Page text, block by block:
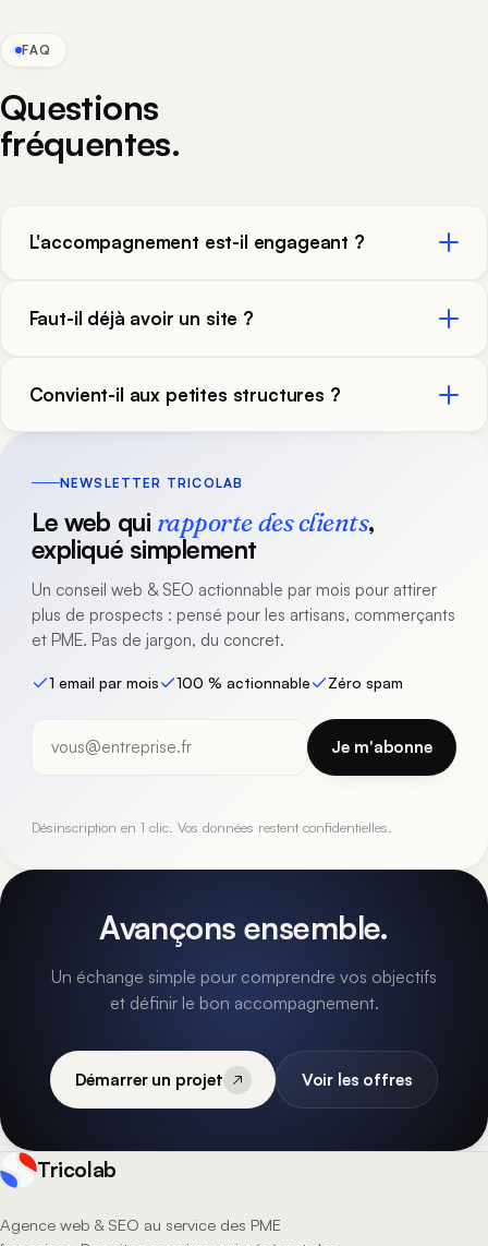
FAQ
Questions
fréquentes.
L'accompagnement est-il engageant ?
Faut-il déjà avoir un site ?
Convient-il aux petites structures ?
NEWSLETTER TRICOLAB
Le web qui rapporte des clients,
expliqué simplement
Un conseil web & SEO actionnable par mois pour attirer
plus de prospects : pensé pour les artisans, commerçants
et PME. Pas de jargon, du concret.
1 email par mois 100 % actionnable Zéro spam
email
Je m'abonne
Désinscription en 1 clic. Vos données restent confidentielles.
Avançons ensemble.
Un échange simple pour comprendre vos objectifs
et définir le bon accompagnement.
Démarrer un projet Voir les offres
Tricolab
Agence web & SEO au service des PME